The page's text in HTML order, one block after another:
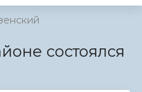
состоялся